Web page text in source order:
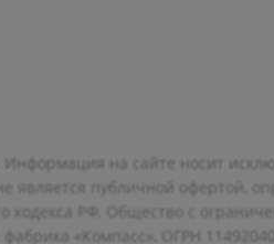
Информация на сайте носит
является публичной офертой,
кодекса РФ. Общество с
фабрика «Компасс», ОГРН